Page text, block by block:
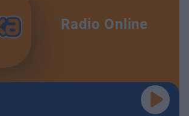
Radio Online